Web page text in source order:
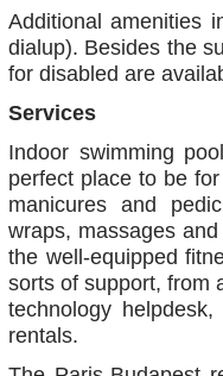
Additional amenities
dialup). Besides the
for disabled are
Services
Indoor swimming
perfect place to be
manicures and
wraps, massages
the well-equipped
sorts of support, from
technology
rentals.